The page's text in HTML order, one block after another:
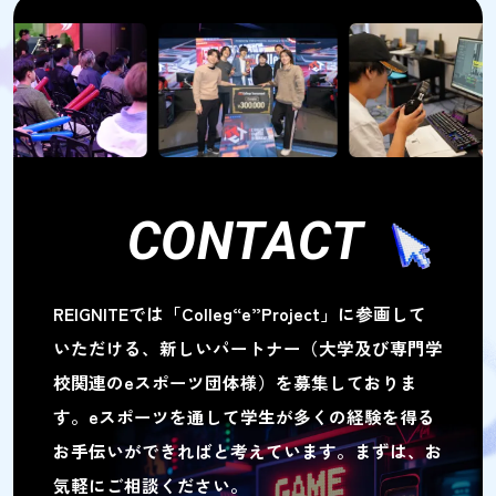
CONTACT
REIGNITEでは「Colleg“e”Project」に参画して
いただける、 新しいパートナー（大学及び専門学
校関連のeスポーツ団体様）を募集しておりま
す。 eスポーツを通して学生が多くの経験を得る
お手伝いができればと考えています。まずは、お
気軽にご相談ください。